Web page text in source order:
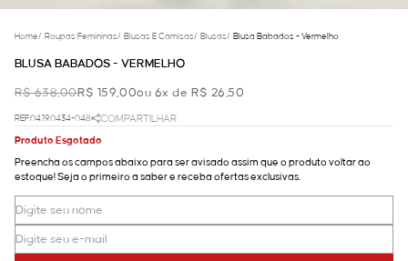
Home/ Roupas Femininas/ Blusas E Camisas/ Blusas/ Blusa Babados - Vermelho
BLUSA BABADOS - VERMELHO
R$ 638,00R$ 159,00ou 6x de R$ 26,50
REF.04.19.0434-048
COMPARTILHAR
Produto Esgotado
Preencha os campos abaixo para ser avisado assim que o produto voltar ao
estoque! Seja o primeiro a saber e receba ofertas exclusivas.